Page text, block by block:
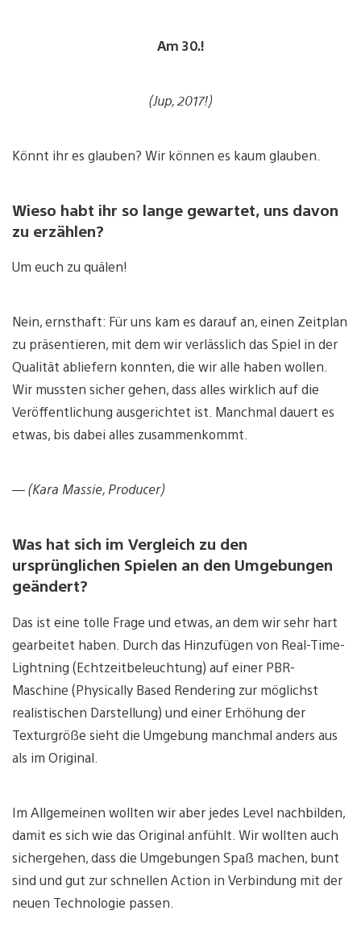
Am 30.!
(Jup, 2017!)
Könnt ihr es glauben? Wir können es kaum glauben.
Wieso habt ihr so lange gewartet, uns davon
zu erzählen?
Um euch zu quälen!
Nein, ernsthaft: Für uns kam es darauf an, einen Zeitplan
zu präsentieren, mit dem wir verlässlich das Spiel in der
Qualität abliefern konnten, die wir alle haben wollen.
Wir mussten sicher gehen, dass alles wirklich auf die
Veröffentlichung ausgerichtet ist. Manchmal dauert es
etwas, bis dabei alles zusammenkommt.
— (Kara Massie, Producer)
Was hat sich im Vergleich zu den
ursprünglichen Spielen an den Umgebungen
geändert?
Das ist eine tolle Frage und etwas, an dem wir sehr hart
gearbeitet haben. Durch das Hinzufügen von Real-Time-
Lightning (Echtzeitbeleuchtung) auf einer PBR-
Maschine (Physically Based Rendering zur möglichst
realistischen Darstellung) und einer Erhöhung der
Texturgröße sieht die Umgebung manchmal anders aus
als im Original.
Im Allgemeinen wollten wir aber jedes Level nachbilden,
damit es sich wie das Original anfühlt. Wir wollten auch
sichergehen, dass die Umgebungen Spaß machen, bunt
sind und gut zur schnellen Action in Verbindung mit der
neuen Technologie passen.